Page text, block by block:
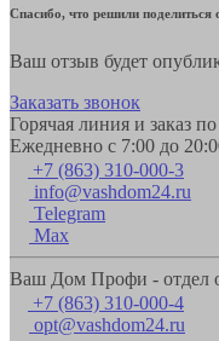
Спасибо, что решили поделиться
Ваш отзыв будет
Заказать звонок
Горячая линия и заказ
Ежедневно с 7:00 до
+7 (863) 310-000-3
info@vashdom24.ru
Telegram
Max
Ваш Дом Профи - отдел
+7 (863) 310-000-4
opt@vashdom24.ru